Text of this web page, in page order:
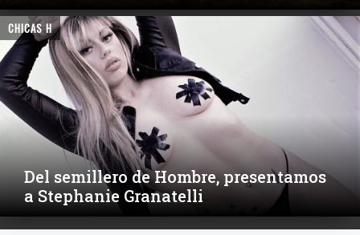
CHICAS H
Del semillero de Hombre, presentamos
a Stephanie Granatelli